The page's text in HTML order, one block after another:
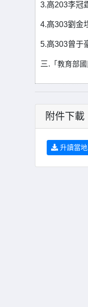
3.高203李冠
4.高303劉金
5.高303曾于
三. 「教育部
附件下載
升讀當